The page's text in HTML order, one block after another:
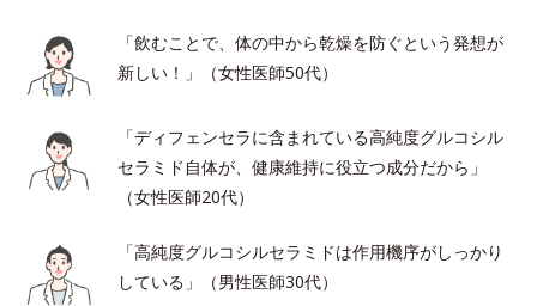
「飲むことで、体の中から乾燥を防ぐという発想が
新しい！」（女性医師50代）
「ディフェンセラに含まれている高純度グルコシル
セラミド自体が、健康維持に役立つ成分だから」
（女性医師20代）
「高純度グルコシルセラミドは作用機序がしっかり
している」（男性医師30代）